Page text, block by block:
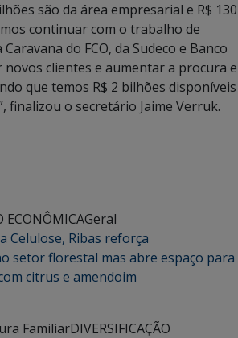
são da área empresarial e R$ 130
continuar com o trabalho de
do FCO, da Sudeco e Banco
clientes e aumentar a procura e
que temos R$ 2 bilhões disponíveis
finalizou o secretário Jaime Verruk.
ECONÔMICAGeral
Celulose, Ribas reforça
setor florestal mas abre espaço para
citrus e amendoim
FamiliarDIVERSIFICAÇÃO